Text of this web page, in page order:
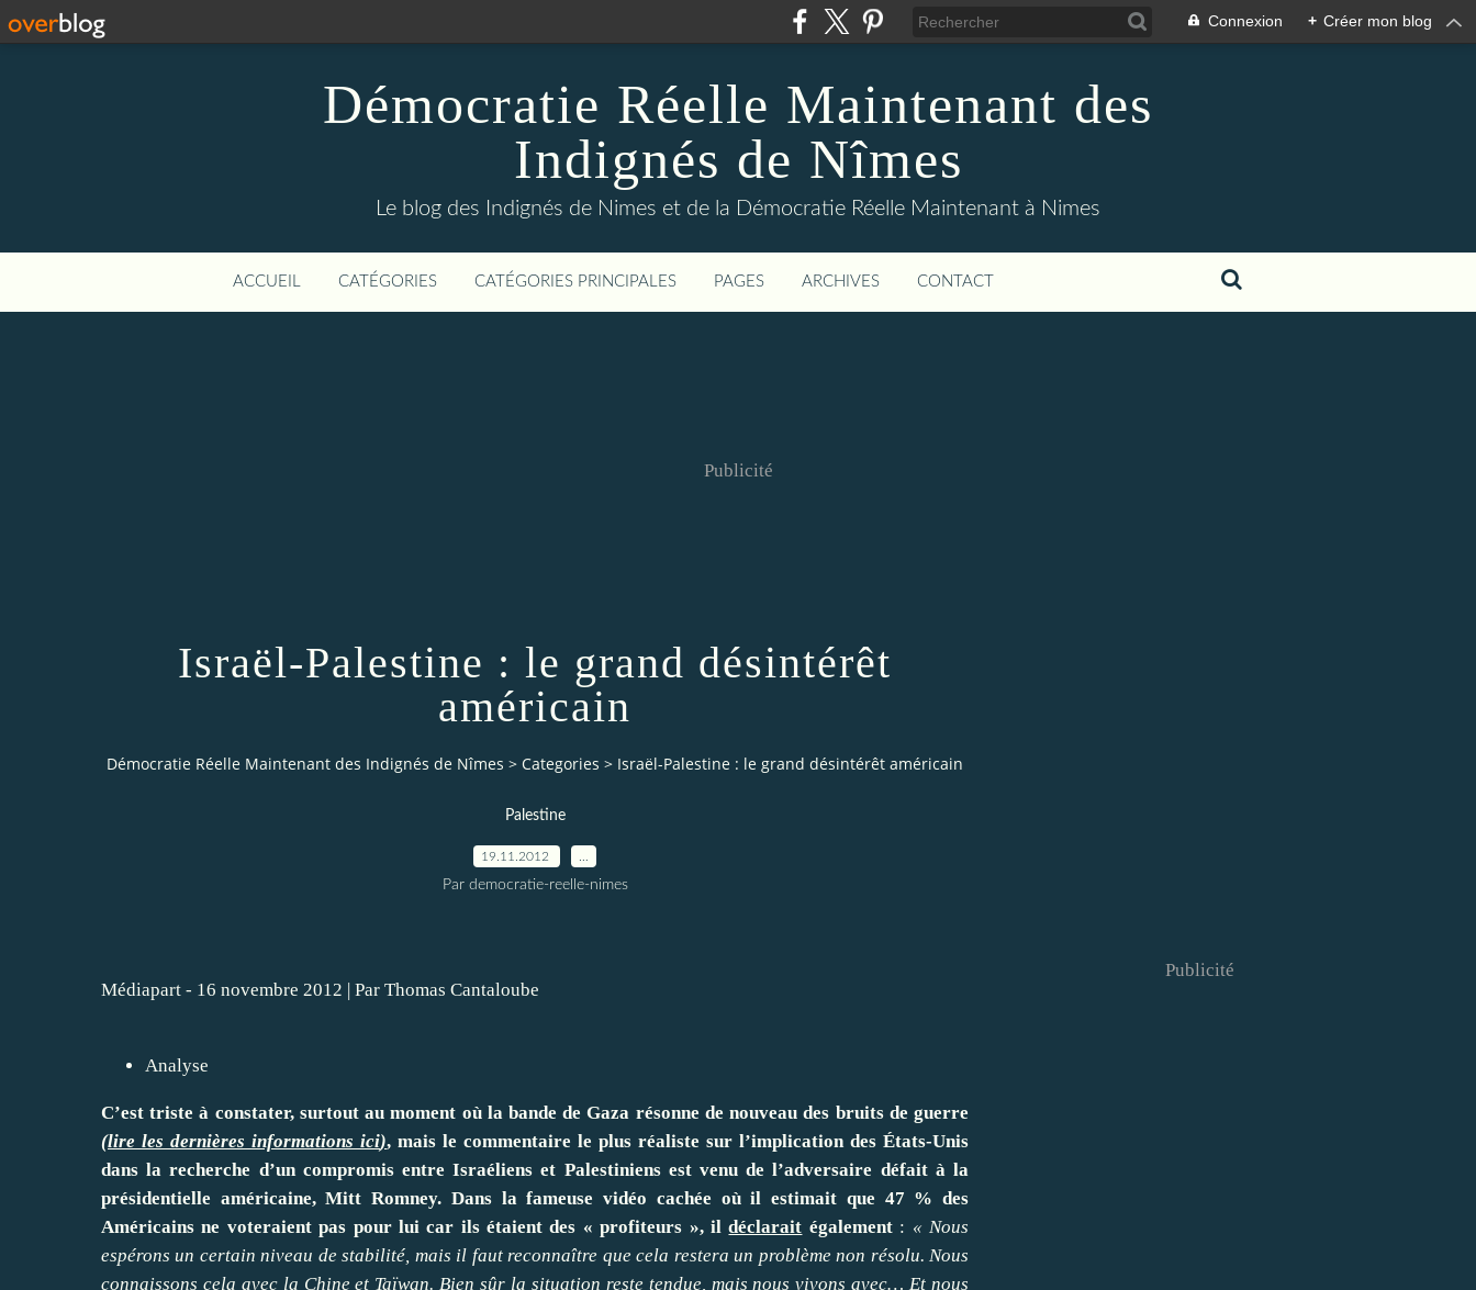
Connexion + Créer mon blog
Démocratie Réelle Maintenant des
Indignés de Nîmes
Le blog des Indignés de Nimes et de la Démocratie Réelle Maintenant à Nimes
ACCUEIL CATÉGORIES CATÉGORIES PRINCIPALES PAGES ARCHIVES CONTACT
Publicité
Israël-Palestine : le grand désintérêt
américain
Démocratie Réelle Maintenant des Indignés de Nîmes > Categories > Israël-Palestine : le grand désintérêt américain
Palestine
19.11.2012
Par democratie-reelle-nimes
Médiapart - 16 novembre 2012 | Par Thomas Cantaloube
Analyse
C’est triste à constater, surtout au moment où la bande de Gaza résonne de nouveau des bruits de guerre
(lire les dernières informations ici), mais le commentaire le plus réaliste sur l’implication des États-Unis
dans la recherche d’un compromis entre Israéliens et Palestiniens est venu de l’adversaire défait à la
présidentielle américaine, Mitt Romney. Dans la fameuse vidéo cachée où il estimait que 47 % des
Américains ne voteraient pas pour lui car ils étaient des « profiteurs », ildéclarait également : « Nous
espérons un certain niveau de stabilité, mais il faut reconnaître que cela restera un problème non résolu. Nous
connaissons cela avec la Chine et Taïwan. Bien sûr la situation reste tendue, mais nous vivons avec… Et nous
Publicité